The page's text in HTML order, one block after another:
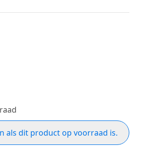
als dit product op voorraad is.